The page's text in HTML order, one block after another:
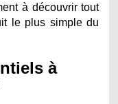
à découvrir tout
le plus simple du
à